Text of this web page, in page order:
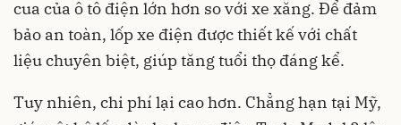
cua của ô tô điện lớn hơn so với xe xăng. Để đảm
bảo an toàn, lốp xe điện được thiết kế với chất
liệu chuyên biệt, giúp tăng tuổi thọ đáng kể.
Tuy nhiên, chi phí lại cao hơn. Chẳng hạn tại Mỹ,